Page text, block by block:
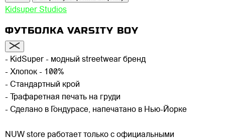
Kidsuper Studios
ФУТБОЛКА VARSITY BOY
- KidSuper - модный streetwear бренд
- Хлопок - 100%
- Стандартный крой
- Трафаретная печать на груди
- Сделано в Гондурасе, напечатано в Нью-Йорке
NUW store работает только с официальными